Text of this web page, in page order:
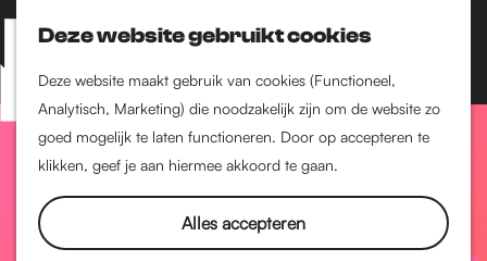
Deze website gebruikt cookies
Deze website maakt gebruik van cookies (Functioneel,
Analytisch, Marketing) die noodzakelijk zijn om de website zo
goed mogelijk te laten functioneren. Door op accepteren te
klikken, geef je aan hiermee akkoord te gaan.
Alles accepteren
Z
o
e
k
e
K
a
a
r
t
M
e
n
Nijmegen-Nieuw-West
Dukenburg
Lindenholt
Historie
De oudste stad van
Nederland